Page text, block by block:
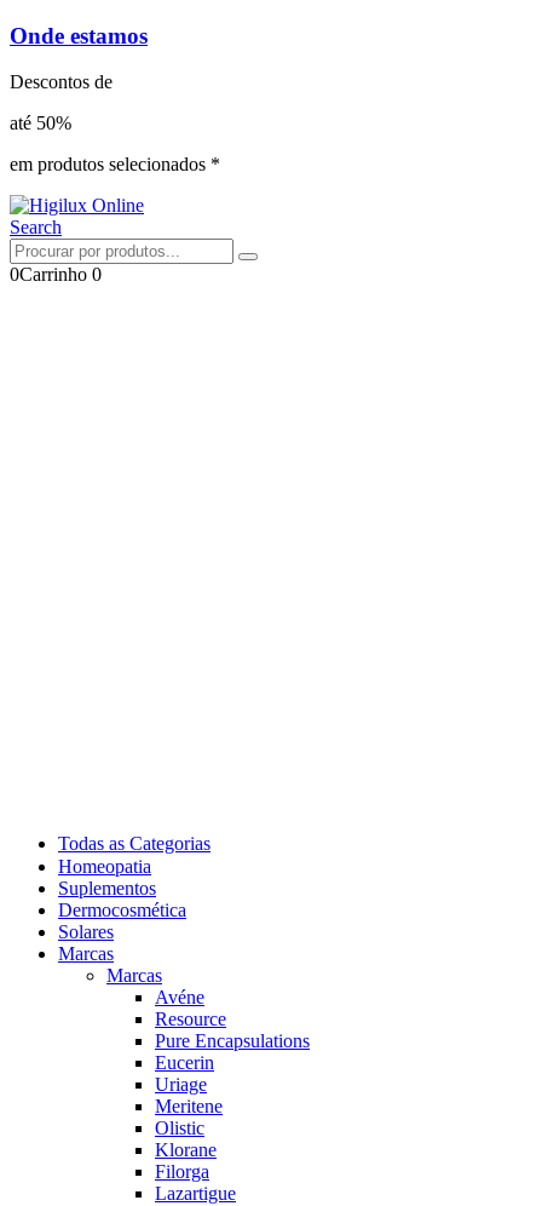
Onde estamos
Descontos de
até 50%
em produtos selecionados *
Search
0Carrinho 0
Todas as Categorias
Homeopatia
Suplementos
Dermocosmética
Solares
Marcas
Marcas
Avéne
Resource
Pure Encapsulations
Eucerin
Uriage
Meritene
Olistic
Klorane
Filorga
Lazartigue